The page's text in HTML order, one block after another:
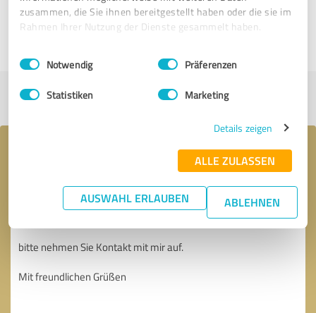
zusammen, die Sie ihnen bereitgestellt haben oder die sie im
Rahmen Ihrer Nutzung der Dienste gesammelt haben.
Impressum Datenschutzbestimmungen
Einwilligungsauswahl
Notwendig Präferenzen
Statistiken Marketing
Details zeigen
ALLE ZULASSEN
AUSWAHL ERLAUBEN ABLEHNEN
8 9
Profil teilen
Ihre Nachricht an OVB Geschäftsstelle
Peter Bellmann